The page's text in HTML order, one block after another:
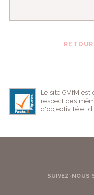
Le site GVfM
respect des
d'objectivité et
SUIVEZ-NOUS